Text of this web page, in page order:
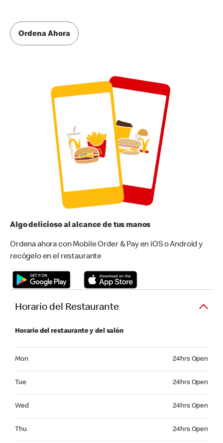
Ordena Ahora
Algo delicioso al alcance de tus manos
Ordena ahora con Mobile Order & Pay en iOS o Android y
recógelo en el restaurante
Horario del Restaurante
Horario del restaurante y del salón
Mon 24hrs Open
Tue 24hrs Open
Wed 24hrs Open
Thu 24hrs Open